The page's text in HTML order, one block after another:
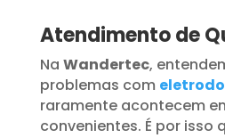
Atendimento de
Na Wandertec,
problemas com
raramente acontecem
convenientes. É por isso